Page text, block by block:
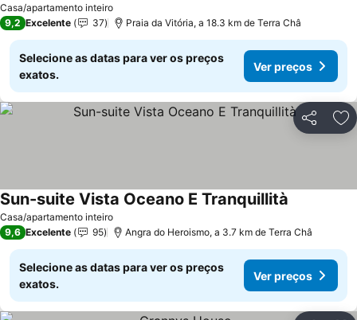
Casa/apartamento inteiro
9,2 Excelente 37 Praia da Vitória, a 18.3 km de Terra Châ
Selecione as datas para ver os preços
exatos.
Ver preços
Partilhar
Casa/apartamento inteiro
Sun-suite Vista Oceano E Tranquillità
9,6 Excelente 95 Angra do Heroismo, a 3.7 km de Terra Châ
Selecione as datas para ver os preços
exatos.
Ver preços